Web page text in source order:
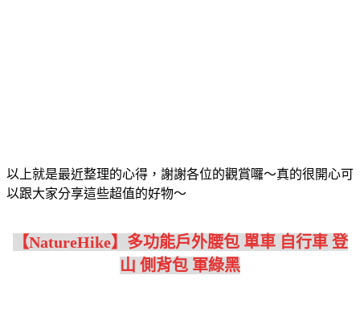
以上就是最近整理的心得，謝謝各位的觀賞囉～真的很開心可
以跟大家分享這些超值的好物～
【NatureHike】多功能戶外腰包 單車 自行車 登
山 側背包 軍綠黑